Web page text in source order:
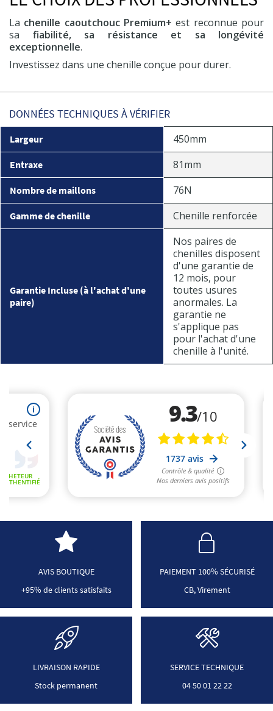
La chenille caoutchouc Premium+est reconnue pour
sa fiabilité, sa résistance et sa longévité
exceptionnelle.
Investissez dans une chenille conçue pour durer.
DONNÉES TECHNIQUES À VÉRIFIER
Largeur 450mm
Entraxe 81mm
Nombre de maillons 76N
Gamme de chenille Chenille renforcée
Garantie Incluse (à l'achat d'une
paire)
Nos paires de
chenilles disposent
d'une garantie de
12 mois, pour
toutes usures
anormales. La
garantie ne
s'applique pas
pour l'achat d'une
chenille à l'unité.
AVIS BOUTIQUE
+95% de clients satisfaits
PAIEMENT 100% SÉCURISÉ
CB, Virement
LIVRAISON RAPIDE
Stock permanent
SERVICE TECHNIQUE
04 50 01 22 22